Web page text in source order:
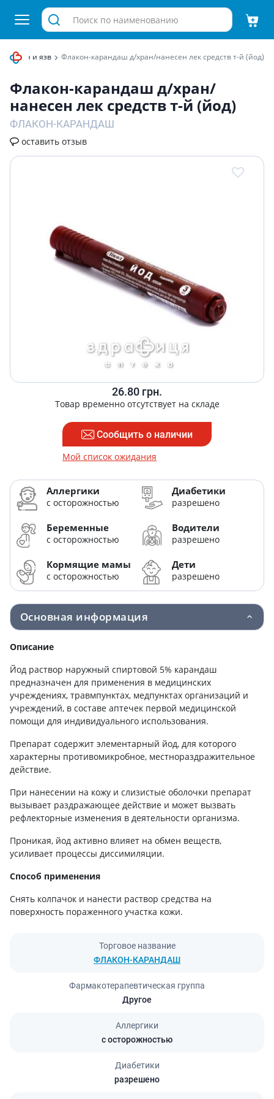
ран и язв Флакон-карандаш д/хран/нанесен лек средств т-й (йод)
Флакон-карандаш д/хран/
нанесен лек средств т-й (йод)
ФЛАКОН-КАРАНДАШ
оставить отзыв
26.80 грн.
Товар временно отсутствует на складе
Сообщить о наличии
Мой список ожидания
Аллергики
с осторожностью
Диабетики
разрешено
Беременные
с осторожностью
Водители
разрешено
Кормящие мамы
с осторожностью
Дети
разрешено
Основная информация
Описание
Йод раствор наружный спиртовой 5% карандаш
предназначен для применения в медицинских
учреждениях, травмпунктах, медпунктах организаций и
учреждений, в составе аптечек первой медицинской
помощи для индивидуального использования.
Препарат содержит элементарный йод, для которого
характерны противомикробное, местнораздражительное
действие.
При нанесении на кожу и слизистые оболочки препарат
вызывает раздражающее действие и может вызвать
рефлекторные изменения в деятельности организма.
Проникая, йод активно влияет на обмен веществ,
усиливает процессы диссимиляции.
Способ применения
Снять колпачок и нанести раствор средства на
поверхность пораженного участка кожи.
Торговое название
ФЛАКОН-КАРАНДАШ
Фармакотерапевтическая группа
Другое
Аллергики
с осторожностью
Диабетики
разрешено